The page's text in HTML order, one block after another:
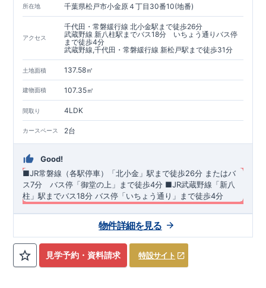
所在地 千葉県松戸市小金原４丁目30番10(地番)
アクセス
千代田・常磐緩行線 北小金駅まで徒歩26分
武蔵野線 新八柱駅までバス18分 いちょう通りバス停
まで徒歩4分
武蔵野線,千代田・常磐緩行線 新松戸駅まで徒歩31分
土地面積 137.58㎡
建物面積 107.35㎡
間取り 4LDK
カースペース 2台
Good!
■JR常磐線（各駅停車）「北小金」駅まで徒歩26分 ​またはバ
ス7分 バス停「御堂の上」まで徒歩4分 ​■JR武蔵野線 「新八
柱」駅までバス18分 ​バス停「いちょう通り」まで徒歩4分
ープン食洗機+タンクレストイレ（1階）乾太くんを標準採用!! ​
リビングに調和する上品なデザインで、住まい全体をワンラン
ク上の空間へ。 ​更にフロントオープン食洗機は大容量で多様な
◆ 周辺環境◆
【教育施設】
◎ 松戸市立根木内小学校 約713m(徒歩約9分)
見学予約・資料請求 特設サイト
物件詳細を見る